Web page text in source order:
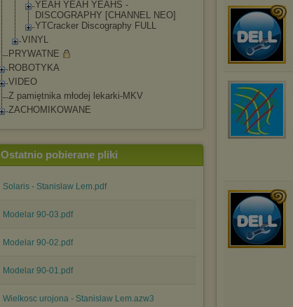
YEAH YEAH YEAHS -
DISCOGRAPHY [CHANNEL NEO]
YTCracker Discography FULL
VINYL
PRYWATNE
ROBOTYKA
VIDEO
Z pamiętnika młodej lekarki-MKV
ZACHOMIKOWANE
Ostatnio pobierane pliki
Solaris - Stanislaw Lem.pdf
Modelar 90-03.pdf
Modelar 90-02.pdf
Modelar 90-01.pdf
Wielkosc urojona - Stanislaw Lem.azw3